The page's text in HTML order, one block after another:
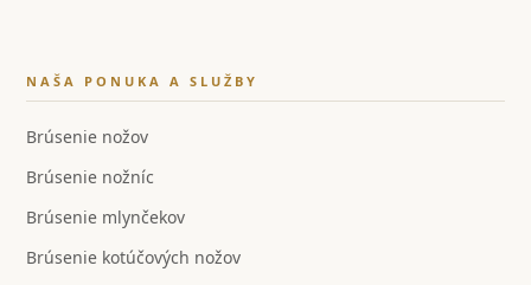
NAŠA PONUKA A SLUŽBY
Brúsenie nožov
Brúsenie nožníc
Brúsenie mlynčekov
Brúsenie kotúčových nožov